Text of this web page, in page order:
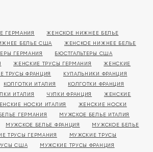
ГЕРМАНИЯ
ЖЕНСКОЕ НИЖНЕЕ БЕЛЬЕ
БЕЛЬЕ США
ЖЕНСКОЕ НИЖНЕЕ БЕЛЬЕ
ГЕРМАНИЯ
БЮСТГАЛЬТЕРЫ США
ЖЕНСКИЕ ТРУСЫ ГЕРМАНИЯ
ЖЕНСКИЕ
ТРУСЫ ФРАНЦИЯ
КУПАЛЬНИКИ ФРАНЦИЯ
КОЛГОТКИ ИТАЛИЯ
КОЛГОТКИ ФРАНЦИЯ
ИТАЛИЯ ЧУЛКИ ФРАНЦИЯ
ЖЕНСКИЕ
НОСКИ ИТАЛИЯ
ЖЕНСКИЕ НОСКИ
ГЕРМАНИЯ
МУЖСКОЕ БЕЛЬЕ ИТАЛИЯ
МУЖСКОЕ БЕЛЬЕ ФРАНЦИЯ
МУЖСКОЕ БЕЛЬЕ
ТРУСЫ ГЕРМАНИЯ
МУЖСКИЕ ТРУСЫ
США
МУЖСКИЕ ТРУСЫ ФРАНЦИЯ